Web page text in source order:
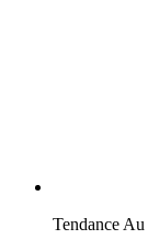
Tendance Au